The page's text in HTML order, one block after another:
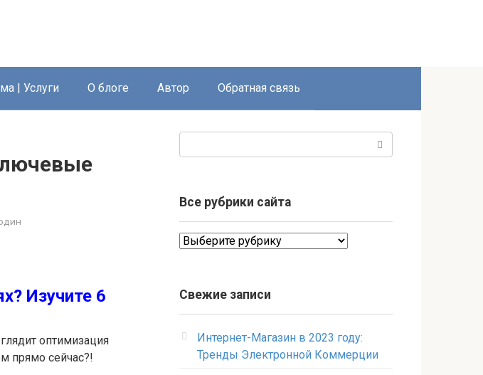
| Услуги О блоге Автор Обратная связь
Изучите 6
оптимизация
прямо сейчас?!
Все рубрики сайта
Все
Свежие записи
Интернет-Магазин в 2023 году:
Тренды Электронной Коммерции